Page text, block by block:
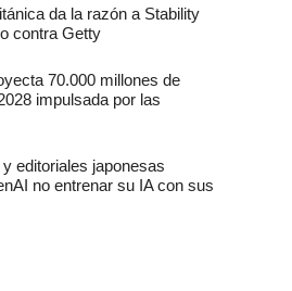
da la razón a Stability
contra Getty
70.000 millones de
impulsada por las
editoriales japonesas
no entrenar su IA con sus